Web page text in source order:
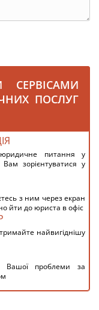
СЕРВІСАМИ
ПОСЛУГ
питання у
зорієнтуватися у
з ним через екран
йти до юриста в офіс
найвигіднішу
Вашої проблеми за